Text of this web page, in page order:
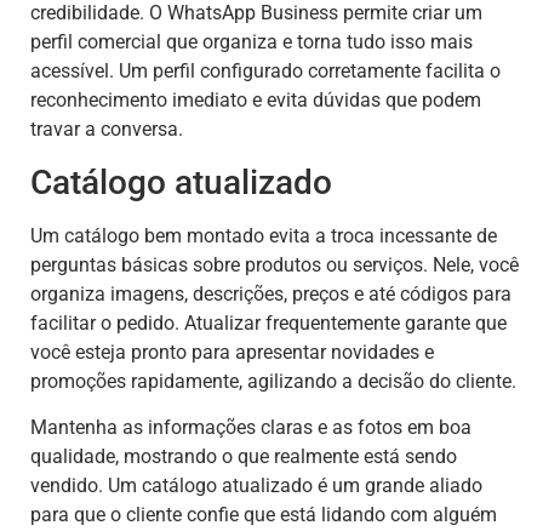
credibilidade. O WhatsApp Business permite criar um
perfil comercial que organiza e torna tudo isso mais
acessível. Um perfil configurado corretamente facilita o
reconhecimento imediato e evita dúvidas que podem
travar a conversa.
Catálogo atualizado
Um catálogo bem montado evita a troca incessante de
perguntas básicas sobre produtos ou serviços. Nele, você
organiza imagens, descrições, preços e até códigos para
facilitar o pedido. Atualizar frequentemente garante que
você esteja pronto para apresentar novidades e
promoções rapidamente, agilizando a decisão do cliente.
Mantenha as informações claras e as fotos em boa
qualidade, mostrando o que realmente está sendo
vendido. Um catálogo atualizado é um grande aliado
para que o cliente confie que está lidando com alguém